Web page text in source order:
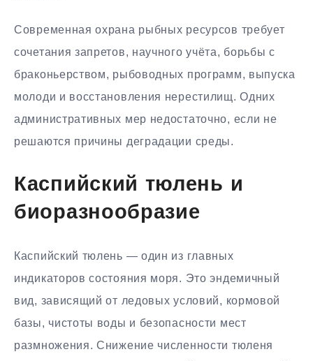
Современная охрана рыбных ресурсов требует
сочетания запретов, научного учёта, борьбы с
браконьерством, рыбоводных программ, выпуска
молоди и восстановления нерестилищ. Одних
административных мер недостаточно, если не
решаются причины деградации среды.
Каспийский тюлень и
биоразнообразие
Каспийский тюлень — один из главных
индикаторов состояния моря. Это эндемичный
вид, зависящий от ледовых условий, кормовой
базы, чистоты воды и безопасности мест
размножения. Снижение численности тюленя